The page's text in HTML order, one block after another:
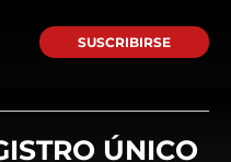
SUSCRIBIRSE
ÚNICO